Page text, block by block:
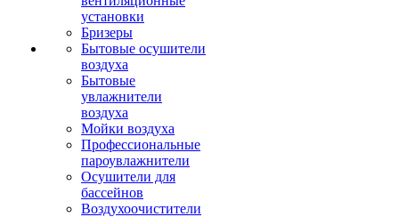
установки
Бризеры
Бытовые осушители
воздуха
Бытовые
увлажнители
воздуха
Мойки воздуха
Профессиональные
пароувлажнители
Осушители для
бассейнов
Воздухоочистители